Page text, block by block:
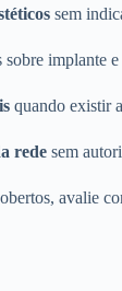
sem
sobre implante
quando existir
rede sem
avalie